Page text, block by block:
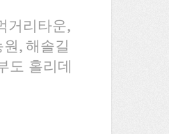
거리타운,
, 해솔길
도 홀리데